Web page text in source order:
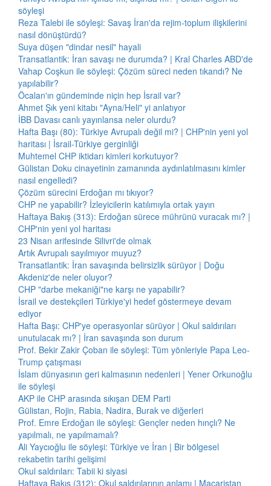
söyleşi
Reza Talebi ile söyleşi: Savaş İran'da rejim-toplum ilişkilerini
nasıl dönüştürdü?
Suya düşen "dindar nesil" hayali
Transatlantik: İran savaşı ne durumda? | Kral Charles ABD'de
Vahap Coşkun ile söyleşi: Çözüm süreci neden tıkandı? Ne
yapılabilir?
Öcalan'ın gündeminde niçin hep İsrail var?
Ahmet Şık yeni kitabı "Ayna/Heli" yi anlatıyor
İBB Davası canlı yayınlansa neler olurdu?
Hafta Başı (80): Türkiye Avrupalı değil mi? | CHP'nin yeni yol
haritası | İsrail-Türkiye gerginliği
Muhtemel CHP iktidarı kimleri korkutuyor?
Gülistan Doku cinayetinin zamanında aydınlatılmasını kimler
nasıl engelledi?
Çözüm sürecini Erdoğan mı tıkıyor?
CHP ne yapabilir? İzleyicilerin katılımıyla ortak yayın
Haftaya Bakış (313): Erdoğan sürece mührünü vuracak mı? |
CHP'nin yeni yol haritası
23 Nisan arifesinde Silivri'de olmak
Artık Avrupalı sayılmıyor muyuz?
Transatlantik: İran savaşında belirsizlik sürüyor | Doğu
Akdeniz'de neler oluyor?
CHP "darbe mekaniği"ne karşı ne yapabilir?
İsrail ve destekçileri Türkiye'yi hedef göstermeye devam
ediyor
Hafta Başı: CHP'ye operasyonlar sürüyor | Okul saldırıları
unutulacak mı? | İran savaşında son durum
Prof. Bekir Zakir Çoban ile söyleşi: Tüm yönleriyle Papa Leo-
Trump çatışması
İslam dünyasının geri kalmasının nedenleri | Yener Orkunoğlu
ile söyleşi
AKP ile CHP arasında sıkışan DEM Parti
Gülistan, Rojin, Rabia, Nadira, Burak ve diğerleri
Prof. Emre Erdoğan ile söyleşi: Gençler neden hınçlı? Ne
yapılmalı, ne yapılmamalı?
Ali Yaycıoğlu ile söyleşi: Türkiye ve İran | Bir bölgesel
rekabetin tarihi gelişimi
Okul saldırıları: Tabii ki siyasi
Haftaya Bakış (312): Okul saldırılarının anlamı | Macaristan